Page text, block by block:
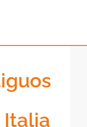
Italia